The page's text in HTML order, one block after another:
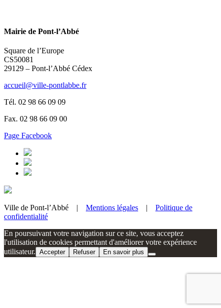
Mairie de Pont-l’Abbé
Square de l’Europe
CS50081
29129 – Pont-l’Abbé Cédex
accueil@ville-pontlabbe.fr
Tél. 02 98 66 09 09
Fax. 02 98 66 09 00
Page Facebook
Ville de Pont-l’Abbé | Mentions légales | Politique de
confidentialité
En poursuivant votre navigation sur ce site, vous acceptez
l'utilisation de cookies permettant d'améliorer votre expérience
utilisateur. Accepter Refuser En savoir plus